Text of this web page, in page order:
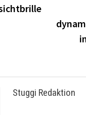
Stuggi Redaktion